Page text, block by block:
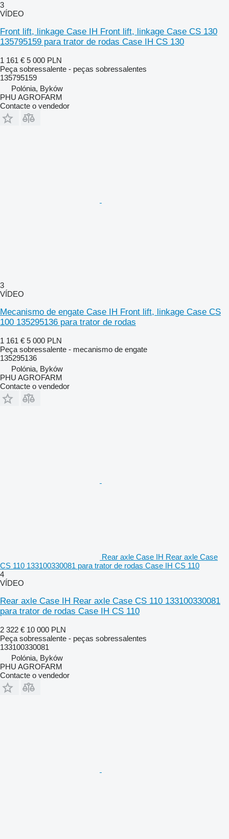
3
VÍDEO
Front lift, linkage Case IH Front lift, linkage Case CS 130
135795159 para trator de rodas Case IH CS 130
1 161 € 5 000 PLN
Peça sobressalente - peças sobressalentes
135795159
Polónia, Byków
PHU AGROFARM
Contacte o vendedor
3
VÍDEO
Mecanismo de engate Case IH Front lift, linkage Case CS
100 135295136 para trator de rodas
1 161 € 5 000 PLN
Peça sobressalente - mecanismo de engate
135295136
Polónia, Byków
PHU AGROFARM
Contacte o vendedor
Rear axle Case IH Rear axle Case
CS 110 133100330081 para trator de rodas Case IH CS 110
4
VÍDEO
Rear axle Case IH Rear axle Case CS 110 133100330081
para trator de rodas Case IH CS 110
2 322 € 10 000 PLN
Peça sobressalente - peças sobressalentes
133100330081
Polónia, Byków
PHU AGROFARM
Contacte o vendedor